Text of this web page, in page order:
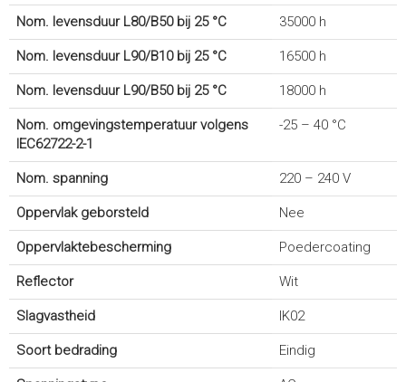
Nom. levensduur L80/B50 bij 25 °C 35000 h
Nom. levensduur L90/B10 bij 25 °C 16500 h
Nom. levensduur L90/B50 bij 25 °C 18000 h
Nom. omgevingstemperatuur volgens
IEC62722-2-1
-25 – 40 °C
Nom. spanning 220 – 240 V
Oppervlak geborsteld Nee
Oppervlaktebescherming Poedercoating
Reflector Wit
Slagvastheid IK02
Soort bedrading Eindig